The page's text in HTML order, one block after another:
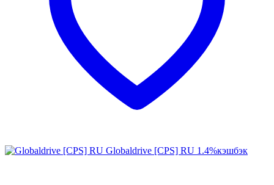
Globaldrive [CPS] RU 1.4%кэшбэк